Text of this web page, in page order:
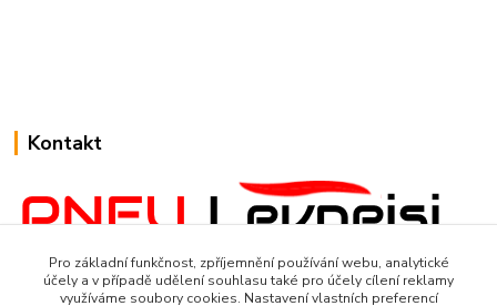
Kontakt
www.Pneulevnejsi.cz
Pro základní funkčnost, zpříjemnění používání webu, analytické
účely a v případě udělení souhlasu také pro účely cílení reklamy
využíváme soubory cookies. Nastavení vlastních preferencí